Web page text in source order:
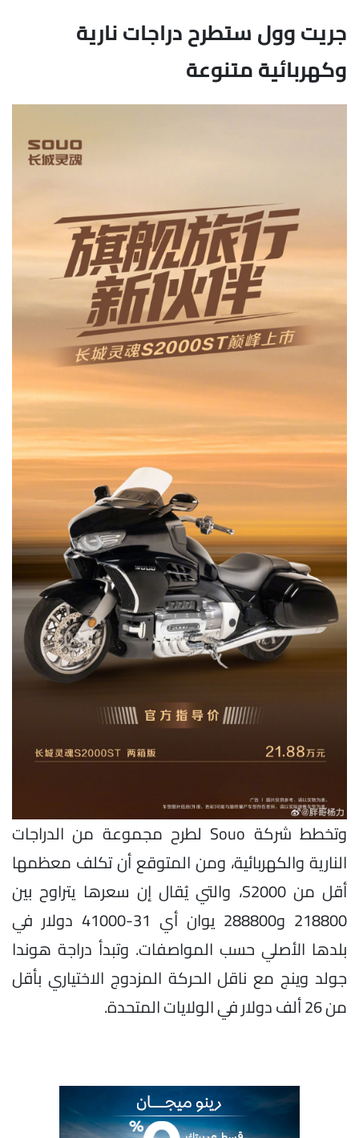
جريت وول ستطرح دراجات نارية
وكهربائية متنوعة
وتخطط شركة Souo لطرح مجموعة من الدراجات
النارية والكهربائية، ومن المتوقع أن تكلف معظمها
أقل من S2000، والتي يُقال إن سعرها يتراوح بين
218800 و288800 يوان أي 31-41000 دولار في
بلدها الأصلي حسب المواصفات. وتبدأ دراجة هوندا
جولد وينج مع ناقل الحركة المزدوج الاختياري بأقل
من 26 ألف دولار في الولايات المتحدة.